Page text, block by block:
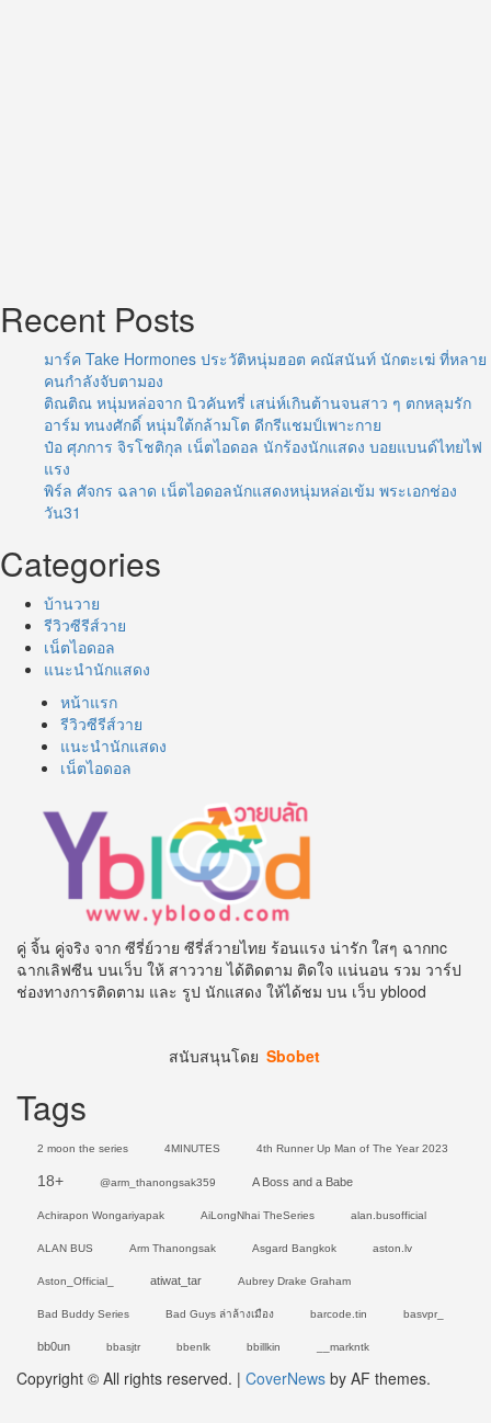
Recent Posts
มาร์ค Take Hormones ประวัติหนุ่มฮอต คณัสนันท์ นักตะเฆ่ ที่หลาย
คนกำลังจับตามอง
ติณติณ หนุ่มหล่อจาก นิวคันทรี่ เสน่ห์เกินต้านจนสาว ๆ ตกหลุมรัก
อาร์ม ทนงศักดิ์ หนุ่มใต้กล้ามโต ดีกรีแชมป์เพาะกาย
ป๋อ ศุภการ จิรโชติกุล เน็ตไอดอล นักร้องนักแสดง บอยแบนด์ไทยไฟ
แรง
พิร์ล ศัจกร ฉลาด เน็ตไอดอลนักแสดงหนุ่มหล่อเข้ม พระเอกช่อง
วัน31
Categories
บ้านวาย
รีวิวซีรีส์วาย
เน็ตไอดอล
แนะนำนักแสดง
หน้าแรก
รีวิวซีรีส์วาย
แนะนำนักแสดง
เน็ตไอดอล
คู่ จิ้น คู่จริง จาก ซีรี่ย์วาย ซีรี่ส์วายไทย ร้อนแรง น่ารัก ใสๆ ฉากnc
ฉากเลิฟซีน บนเว็บ ให้ สาววาย ได้ติดตาม ติดใจ แน่นอน รวม วาร์ป
ช่องทางการติดตาม และ รูป นักแสดง ให้ได้ชม บน เว็บ yblood
สนับสนุนโดย Sbobet
Tags
2 moon the series 4MINUTES 4th Runner Up Man of The Year 2023
18+ @arm_thanongsak359 A Boss and a Babe
Achirapon Wongariyapak AiLongNhai TheSeries alan.busofficial
ALAN BUS Arm Thanongsak Asgard Bangkok aston.lv
Aston_Official_ atiwat_tar Aubrey Drake Graham
Bad Buddy Series Bad Guys ล่าล้างเมือง barcode.tin basvpr_
bb0un bbasjtr bbenlk bbillkin __markntk
Copyright © All rights reserved. | CoverNews by AF themes.